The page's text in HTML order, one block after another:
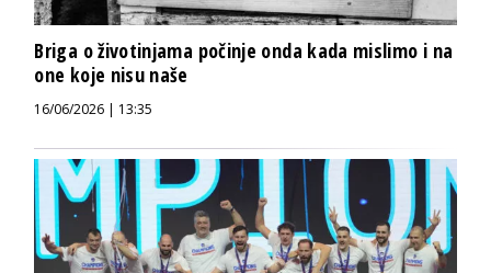
Briga o životinjama počinje onda kada mislimo i na
one koje nisu naše
16/06/2026 | 13:35